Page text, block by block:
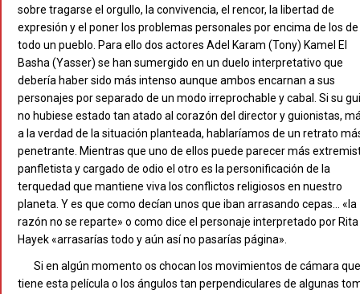
sobre tragarse el orgullo, la convivencia, el rencor, la libertad de
expresión y el poner los problemas personales por encima de los de
todo un pueblo. Para ello dos actores Adel Karam (Tony) Kamel El
Basha (Yasser) se han sumergido en un duelo interpretativo que
debería haber sido más intenso aunque ambos encarnan a sus
personajes por separado de un modo irreprochable y cabal. Si su
no hubiese estado tan atado al corazón del director y guionistas,
a la verdad de la situación planteada, hablaríamos de un retrato
penetrante. Mientras que uno de ellos puede parecer más
panfletista y cargado de odio el otro es la personificación de la
terquedad que mantiene viva los conflictos religiosos en nuestro
planeta. Y es que como decían unos que iban arrasando cepas… «la
razón no se reparte» o como dice el personaje interpretado por Rita
Hayek «arrasarías todo y aún así no pasarías página».
Si en algún momento os chocan los movimientos de cámara que
tiene esta película o los ángulos tan perpendiculares de algunas